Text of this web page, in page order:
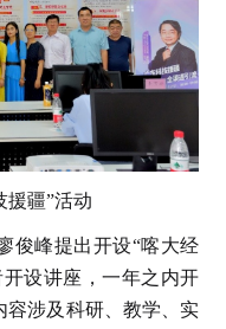
援疆”活动
峰提出开设“喀大经
设讲座，一年之内开
容涉及科研、教学、实